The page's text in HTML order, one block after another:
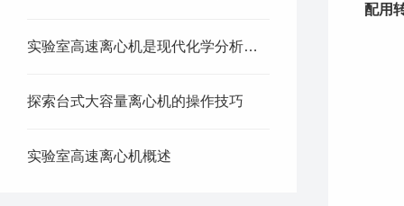
实验室高速离心机是现代化学分析的助力者
探索台式大容量离心机的操作技巧
实验室高速离心机概述
配用